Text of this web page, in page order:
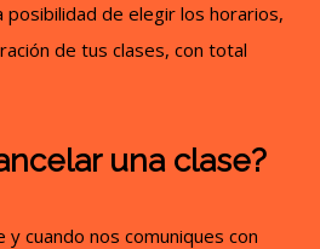
posibilidad de elegir los horarios,
de tus clases, con total
una clase?
cuando nos comuniques con